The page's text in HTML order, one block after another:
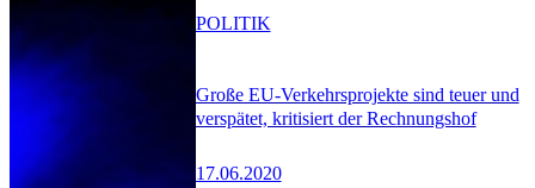
Große EU-Verkehrsprojekte sind teuer und
verspätet, kritisiert der Rechnungshof
17.06.2020
POLITIK